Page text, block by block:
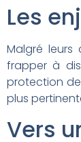
Les
Malgré leurs
frapper à
protection
plus
Vers